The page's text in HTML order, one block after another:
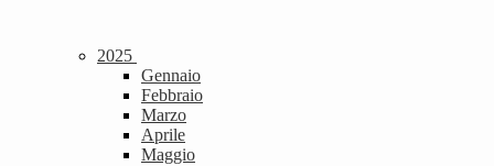
2025
Gennaio
Febbraio
Marzo
Aprile
Maggio